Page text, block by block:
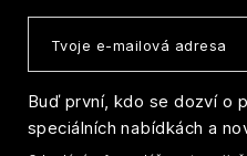
Buď první, kdo se dozví o
speciálních nabídkách a